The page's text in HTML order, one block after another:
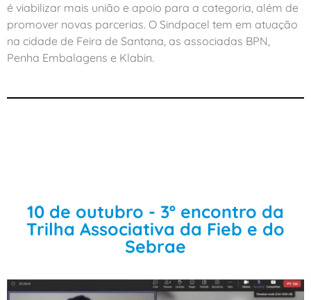
é viabilizar mais união e apoio para a categoria, além de
promover novas parcerias. O Sindpacel tem em atuação
na cidade de Feira de Santana, as associadas BPN,
Penha Embalagens e Klabin.
10 de outubro - 3º encontro da
Trilha Associativa da Fieb e do
Sebrae